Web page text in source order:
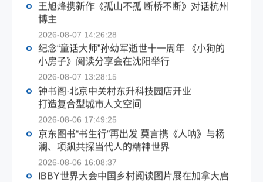
王旭烽携新作《孤山不孤 断桥不断》对话杭州
博主
2026-08-07 14:26:28
纪念“童话大师”孙幼军逝世十一周年 《小狗的
小房子》阅读分享会在沈阳举行
2026-08-07 13:28:15
钟书阁·北京中关村东升科技园店开业
打造复合型城市人文空间
2026-08-06 17:49:25
京东图书“书生行”再出发 莫言携《人呐》与杨
澜、项飙共探当代人的精神世界
2026-08-06 16:08:37
IBBY世界大会中国乡村阅读图片展在加拿大启